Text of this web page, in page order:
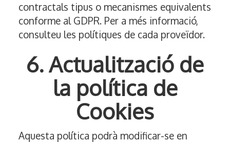
contractals tipus o mecanismes equivalents
conforme al GDPR. Per a més informació,
consulteu les polítiques de cada proveïdor.
6. Actualització de
la política de
Cookies
Aquesta política podrà modificar-se en